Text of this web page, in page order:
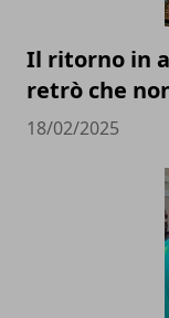
Il ritorno in
retrò che
18/02/2025